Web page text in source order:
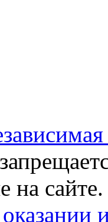
на сайте.